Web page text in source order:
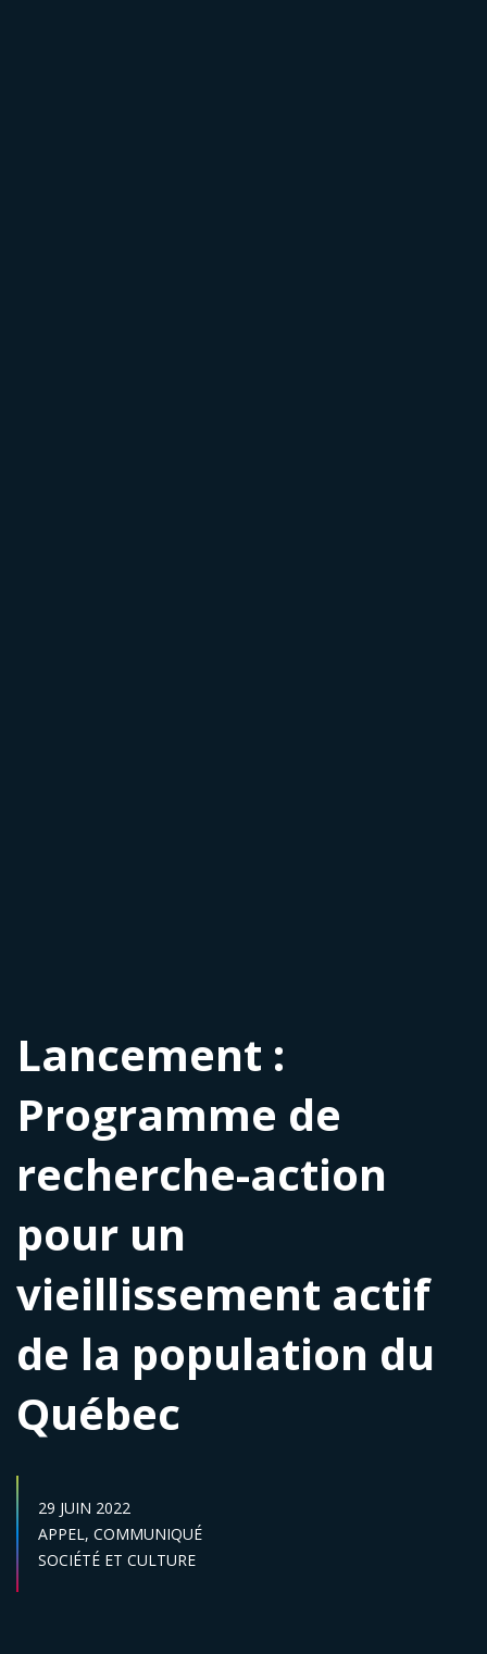
Lancement :
Programme de
recherche-action
pour un
vieillissement actif
de la population du
Québec
DATE DE PUBLICATION :
29 JUIN 2022
Catégories :
APPEL, COMMUNIQUÉ
Secteur :
SOCIÉTÉ ET CULTURE